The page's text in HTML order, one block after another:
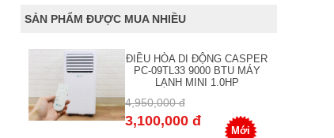
SẢN PHẨM ĐƯỢC MUA NHIỀU
ĐIỀU HÒA DI ĐỘNG CASPER
PC-09TL33 9000 BTU MÁY
LẠNH MINI 1.0HP
4,950,000 đ
3,100,000 đ
Mới